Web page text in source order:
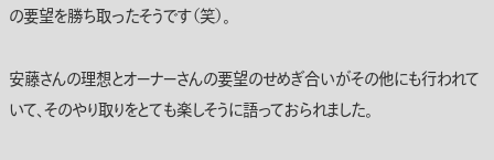
の要望を勝ち取ったそうです（笑）。
安藤さんの理想とオーナーさんの要望のせめぎ合いがその他にも行われて
いて、そのやり取りをとても楽しそうに語っておられました。